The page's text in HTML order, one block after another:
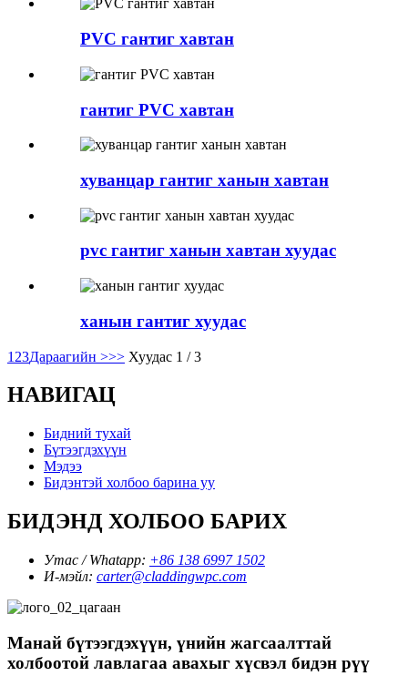
PVC гантиг хавтан
гантиг PVC хавтан
хуванцар гантиг ханын хавтан
pvc гантиг ханын хавтан хуудас
ханын гантиг хуудас
1 23Дараагийн >>> Хуудас 1 / 3
НАВИГАЦ
Бидний тухай
Бүтээгдэхүүн
Мэдээ
Бидэнтэй холбоо барина уу
БИДЭНД ХОЛБОО БАРИХ
Утас / Whatapp: +86 138 6997 1502
И-мэйл: carter@claddingwpc.com
Манай бүтээгдэхүүн, үнийн жагсаалттай
холбоотой лавлагаа авахыг хүсвэл бидэн рүү